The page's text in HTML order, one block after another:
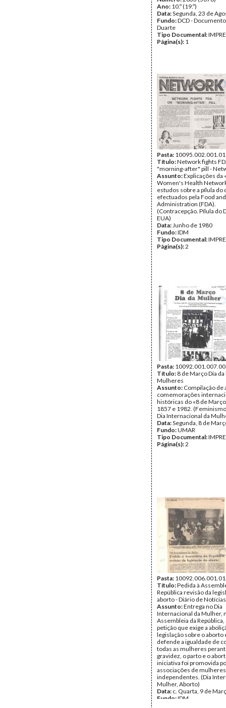
Ano: 10.º (19.º)
Data:Segunda, 23 de
Fundo:DCD -
Duarte
Tipo Documental:
Página(s): 1
Pasta:
Título:Network fights
"morning-after" pill -
Assunto:Explicações da
Women's Health
estudos sobre a pílula do
efectuados pela Food
Administration (FDA).
(Contracepção. Pílula do
EUA)
Data:Junho de 1980
Fundo:IDM
Tipo Documental:
Página(s):2
Pasta:
Título: 8 de Março Dia
Mulheres
Assunto: Compilação de
comemorações
históricas do «8 de
1857 e 1982.
Dia Internacional da
Data:Segunda, 8 de
Fundo:UMAR
Tipo Documental:
Página(s):2
Pasta:
Título:Pedida à
República revisão da
aborto - Diário de Notícias
Assunto:Entrega no Dia
Internacional da Mulher,
Assembleia da
petição que exige a
legislação sobre o aborto
defende a igualdade de
todas as mulheres
gravidez, o parto e o
iniciativa foi promovida
associações de
independentes. (Dia
Mulher, Aborto)
Data: c. Quarta, 9 de
Fundo:IDM